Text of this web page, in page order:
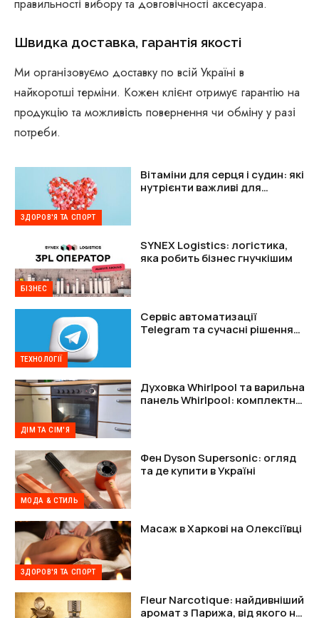
правильності вибору та довговічності аксесуара.
Швидка доставка, гарантія якості
Ми організовуємо доставку по всій Україні в
найкоротші терміни. Кожен клієнт отримує гарантію на
продукцію та можливість повернення чи обміну у разі
потреби.
ЗДОРОВ'Я ТА СПОРТ
Вітаміни для серця і судин: які
нутрієнти важливі для
БІЗНЕС
SYNEX Logistics: логістика,
яка робить бізнес гнучкішим
ТЕХНОЛОГІЇ
Сервіс автоматизації
Telegram та сучасні рішення
ДІМ ТА СІМ'Я
Духовка Whirlpool та варильна
панель Whirlpool: комплектне
МОДА & СТИЛЬ
Фен Dyson Supersonic: огляд
та де купити в Україні
ЗДОРОВ'Я ТА СПОРТ
Масаж в Харкові на Олексіївці
Fleur Narcotique: найдивніший
аромат з Парижа, від якого не